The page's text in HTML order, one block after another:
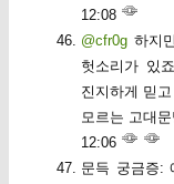
12:08
@cfr0g 하지
헛소리가 있
진지하게 믿
모르는 고대
12:06
문득 궁금증: